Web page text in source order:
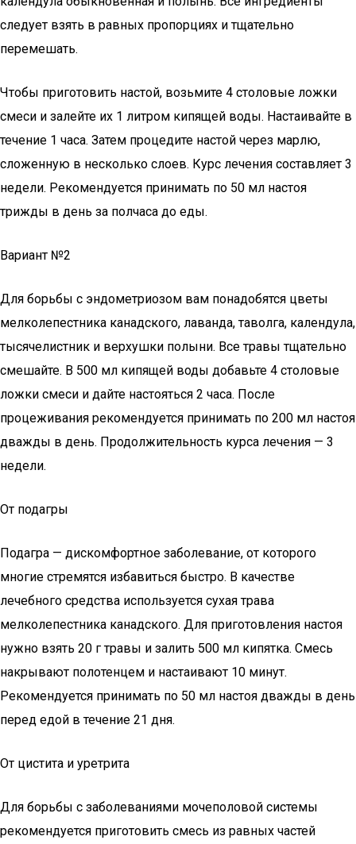
следует взять в равных пропорциях и тщательно
перемешать.
Чтобы приготовить настой, возьмите 4 столовые ложки
смеси и залейте их 1 литром кипящей воды. Настаивайте в
течение 1 часа. Затем процедите настой через марлю,
сложенную в несколько слоев. Курс лечения составляет 3
недели. Рекомендуется принимать по 50 мл настоя
трижды в день за полчаса до еды.
Вариант №2
Для борьбы с эндометриозом вам понадобятся цветы
мелколепестника канадского, лаванда, таволга, календула,
тысячелистник и верхушки полыни. Все травы тщательно
смешайте. В 500 мл кипящей воды добавьте 4 столовые
ложки смеси и дайте настояться 2 часа. После
процеживания рекомендуется принимать по 200 мл настоя
дважды в день. Продолжительность курса лечения — 3
недели.
От подагры
Подагра — дискомфортное заболевание, от которого
многие стремятся избавиться быстро. В качестве
лечебного средства используется сухая трава
мелколепестника канадского. Для приготовления настоя
нужно взять 20 г травы и залить 500 мл кипятка. Смесь
накрывают полотенцем и настаивают 10 минут.
Рекомендуется принимать по 50 мл настоя дважды в день
перед едой в течение 21 дня.
От цистита и уретрита
Для борьбы с заболеваниями мочеполовой системы
рекомендуется приготовить смесь из равных частей